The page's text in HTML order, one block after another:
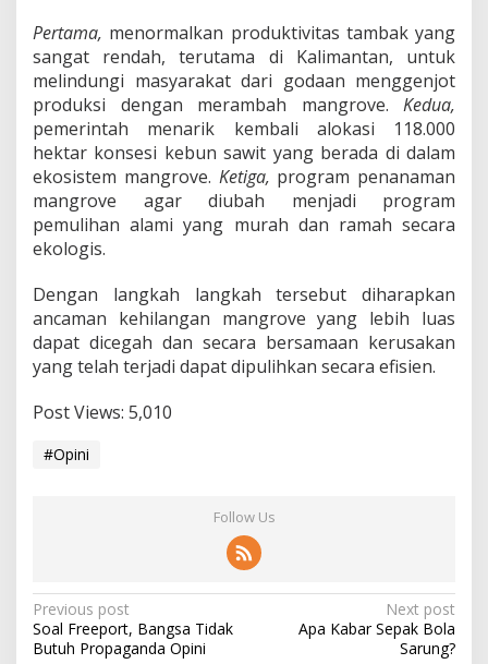
Pertama, menormalkan produktivitas tambak yang
sangat rendah, terutama di Kalimantan, untuk
melindungi masyarakat dari godaan menggenjot
produksi dengan merambah mangrove. Kedua,
pemerintah menarik kembali alokasi 118.000
hektar konsesi kebun sawit yang berada di dalam
ekosistem mangrove. Ketiga, program penanaman
mangrove agar diubah menjadi program
pemulihan alami yang murah dan ramah secara
ekologis.
Dengan langkah langkah tersebut diharapkan
ancaman kehilangan mangrove yang lebih luas
dapat dicegah dan secara bersamaan kerusakan
yang telah terjadi dapat dipulihkan secara efisien.
Post Views: 5,010
#Opini
Follow Us
P
o
Previous post
Soal Freeport, Bangsa Tidak
Butuh Propaganda Opini
Next post
Apa Kabar Sepak Bola
Sarung?